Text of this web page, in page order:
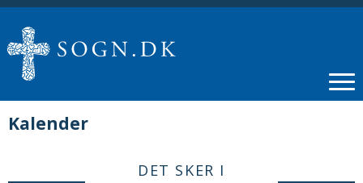
Kalender
DET SKER I